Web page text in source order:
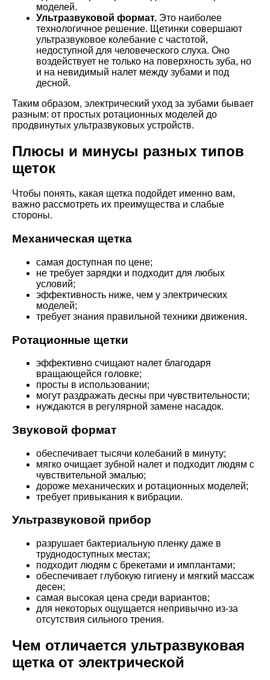
моделей.
Ультразвуковой формат. Это наиболее
технологичное решение. Щетинки совершают
ультразвуковое колебание с частотой,
недоступной для человеческого слуха. Оно
воздействует не только на поверхность зуба, но
и на невидимый налет между зубами и под
десной.
Таким образом, электрический уход за зубами бывает
разным: от простых ротационных моделей до
продвинутых ультразвуковых устройств.
Плюсы и минусы разных типов
щеток
Чтобы понять, какая щетка подойдет именно вам,
важно рассмотреть их преимущества и слабые
стороны.
Механическая щетка
самая доступная по цене;
не требует зарядки и подходит для любых
условий;
эффективность ниже, чем у электрических
моделей;
требует знания правильной техники движения.
Ротационные щетки
эффективно счищают налет благодаря
вращающейся головке;
просты в использовании;
могут раздражать десны при чувствительности;
нуждаются в регулярной замене насадок.
Звуковой формат
обеспечивает тысячи колебаний в минуту;
мягко очищает зубной налет и подходит людям с
чувствительной эмалью;
дороже механических и ротационных моделей;
требует привыкания к вибрации.
Ультразвуковой прибор
разрушает бактериальную пленку даже в
труднодоступных местах;
подходит людям с брекетами и имплантами;
обеспечивает глубокую гигиену и мягкий массаж
десен;
самая высокая цена среди вариантов;
для некоторых ощущается непривычно из-за
отсутствия сильного трения.
Чем отличается ультразвуковая
щетка от электрической